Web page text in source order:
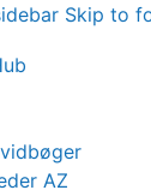
Skip to
AZ